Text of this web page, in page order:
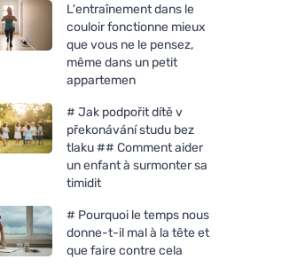
L'entraînement dans le
couloir fonctionne mieux
que vous ne le pensez,
même dans un petit
appartemen
# Jak podpořit dítě v
překonávání studu bez
tlaku ## Comment aider
un enfant à surmonter sa
timidit
# Pourquoi le temps nous
donne-t-il mal à la tête et
que faire contre cela